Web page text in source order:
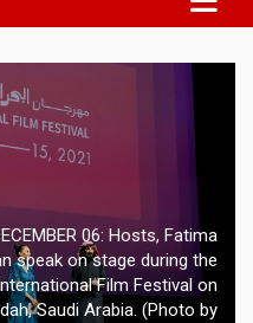
06: Hosts, Fatima
speak on stage during the
Film Festival on
Saudi Arabia. (Photo by